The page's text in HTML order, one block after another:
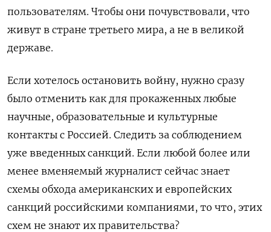
пользователям. Чтобы они почувствовали, что
живут в стране третьего мира, а не в великой
державе.
Если хотелось остановить войну, нужно сразу
было отменить как для прокаженных любые
научные, образовательные и культурные
контакты с Россией. Следить за соблюдением
уже введенных санкций. Если любой более или
менее вменяемый журналист сейчас знает
схемы обхода американских и европейских
санкций российскими компаниями, то что, этих
схем не знают их правительства?